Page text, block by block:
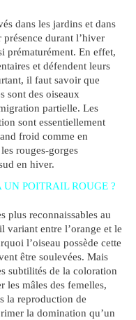
dans les jardins et dans
durant l’hiver
prématurément. En effet,
et défendent leurs
il faut savoir que
sont des oiseaux
partielle. Les
sont essentiellement
froid comme en
rouges-gorges
en hiver.
UN POITRAIL ROUGE ?
plus reconnaissables au
variant entre l’orange et le
l’oiseau possède cette
être soulevées. Mais
subtilités de la coloration
les mâles des femelles,
la reproduction de
la domination qu’un